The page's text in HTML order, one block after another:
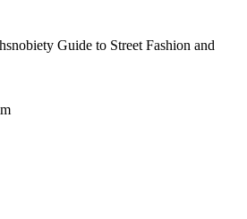
Guide to Street Fashion and